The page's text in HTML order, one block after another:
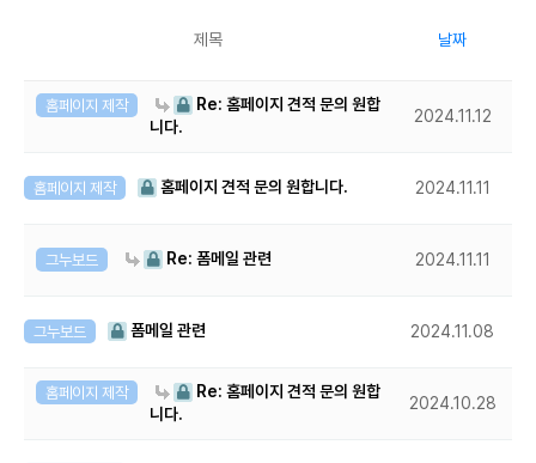
제목 날짜
홈페이지 제작
Re: 홈페이지 견적 문의 원합
니다.
2024.11.12
홈페이지 제작 홈페이지 견적 문의 원합니다. 2024.11.11
그누보드 Re: 폼메일 관련 2024.11.11
그누보드 폼메일 관련 2024.11.08
홈페이지 제작
Re: 홈페이지 견적 문의 원합
니다.
2024.10.28